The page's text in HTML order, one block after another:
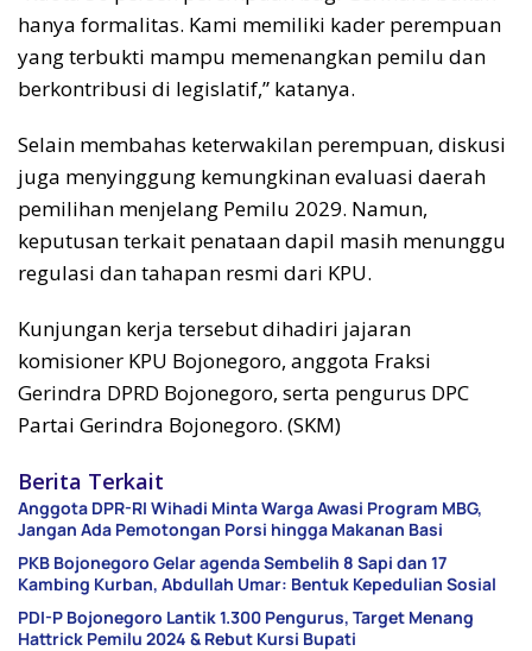
hanya formalitas. Kami memiliki kader perempuan
yang terbukti mampu memenangkan pemilu dan
berkontribusi di legislatif,” katanya.
Selain membahas keterwakilan perempuan, diskusi
juga menyinggung kemungkinan evaluasi daerah
pemilihan menjelang Pemilu 2029. Namun,
keputusan terkait penataan dapil masih menunggu
regulasi dan tahapan resmi dari KPU.
Kunjungan kerja tersebut dihadiri jajaran
komisioner KPU Bojonegoro, anggota Fraksi
Gerindra DPRD Bojonegoro, serta pengurus DPC
Partai Gerindra Bojonegoro. (SKM)
Berita Terkait
Anggota DPR-RI Wihadi Minta Warga Awasi Program MBG,
Jangan Ada Pemotongan Porsi hingga Makanan Basi
PKB Bojonegoro Gelar agenda Sembelih 8 Sapi dan 17
Kambing Kurban, Abdullah Umar: Bentuk Kepedulian Sosial
PDI-P Bojonegoro Lantik 1.300 Pengurus, Target Menang
Hattrick Pemilu 2024 & Rebut Kursi Bupati